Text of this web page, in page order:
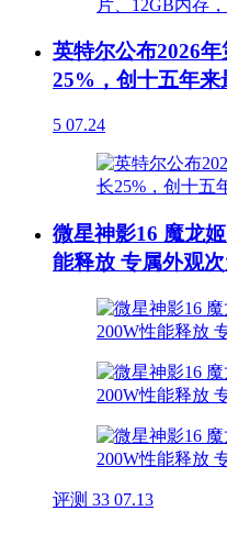
英特尔公布2026
25%，创十五年来
5 07.24
微星神影16 魔龙
能释放 专属外观
评测 33 07.13